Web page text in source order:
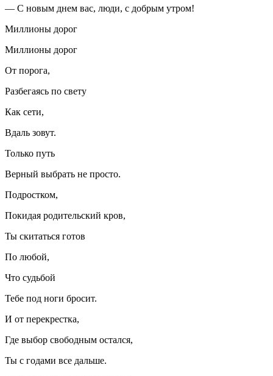
— С новым днем вас, люди, с добрым утром!
Миллионы дорог
Миллионы дорог
От порога,
Разбегаясь по свету
Как сети,
Вдаль зовут.
Только путь
Верный выбрать не просто.
Подростком,
Покидая родительский кров,
Ты скитаться готов
По любой,
Что судьбой
Тебе под ноги бросит.
И от перекрестка,
Где выбор свободным остался,
Ты с годами все дальше.